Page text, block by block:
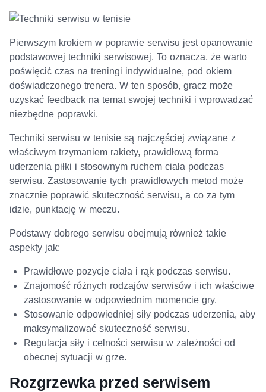
Pierwszym krokiem w poprawie serwisu jest opanowanie
podstawowej techniki serwisowej. To oznacza, że warto
poświęcić czas na treningi indywidualne, pod okiem
doświadczonego trenera. W ten sposób, gracz może
uzyskać feedback na temat swojej techniki i wprowadzać
niezbędne poprawki.
Techniki serwisu w tenisie są najczęściej związane z
właściwym trzymaniem rakiety, prawidłową forma
uderzenia piłki i stosownym ruchem ciała podczas
serwisu. Zastosowanie tych prawidłowych metod może
znacznie poprawić skuteczność serwisu, a co za tym
idzie, punktację w meczu.
Podstawy dobrego serwisu obejmują również takie
aspekty jak:
Prawidłowe pozycje ciała i rąk podczas serwisu.
Znajomość różnych rodzajów serwisów i ich właściwe
zastosowanie w odpowiednim momencie gry.
Stosowanie odpowiedniej siły podczas uderzenia, aby
maksymalizować skuteczność serwisu.
Regulacja siły i celności serwisu w zależności od
obecnej sytuacji w grze.
Rozgrzewka przed serwisem